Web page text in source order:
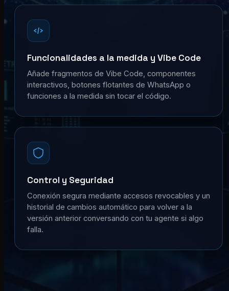
Funcionalidades a la medida y Vibe Code
Añade fragmentos de Vibe Code, componentes
interactivos, botones flotantes de WhatsApp o
funciones a la medida sin tocar el código.
Control y Seguridad
Conexión segura mediante accesos revocables y un
historial de cambios automático para volver a la
versión anterior conversando con tu agente si algo
falla.